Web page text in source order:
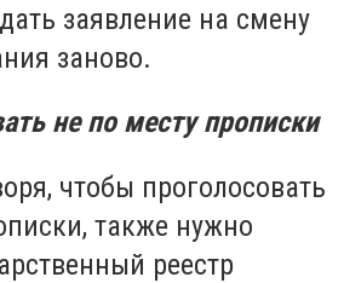
заявление на смену
заново.
не по месту прописки
чтобы проголосовать
также нужно
реестр